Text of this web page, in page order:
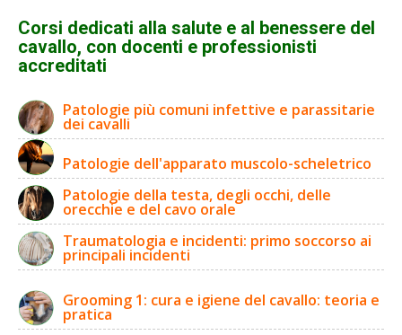
Corsi dedicati alla salute e al benessere del
cavallo, con docenti e professionisti
accreditati
Patologie più comuni infettive e parassitarie
dei cavalli
Patologie dell'apparato muscolo-scheletrico
Patologie della testa, degli occhi, delle
orecchie e del cavo orale
Traumatologia e incidenti: primo soccorso ai
principali incidenti
Grooming 1: cura e igiene del cavallo: teoria e
pratica